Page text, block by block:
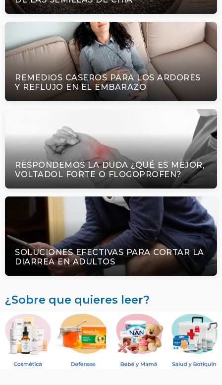
REMEDIOS CASEROS PARA LOS ARDORES
Y REFLUJO EN EL EMBARAZO
RESPONDEMOS LA DUDA ¿QUÉ ES MEJOR,
VOLTADOL FORTE O FLOGOPROFEN?
SOLUCIONES EFECTIVAS PARA CORTAR LA
DIARREA EN ADULTOS
¿Sobre que quieres leer?